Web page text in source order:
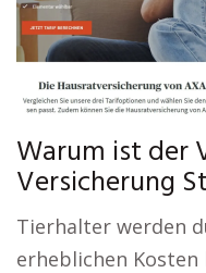
Warum ist der
Versicherung
Tierhalter werden
erheblichen